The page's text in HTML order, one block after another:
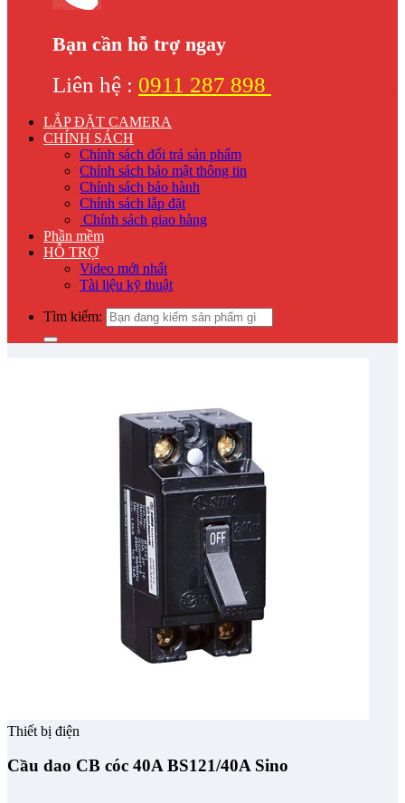
Bạn cần hỗ trợ ngay
Liên hệ : 0911 287 898
LẮP ĐẶT CAMERA
CHÍNH SÁCH
Chính sách đổi trả sản phẩm
Chính sách bảo mật thông tin
Chính sách bảo hành
Chính sách lắp đặt
Chính sách giao hàng
Phần mềm
HỖ TRỢ
Video mới nhất
Tài liệu kỹ thuật
Tìm kiếm:
Thiết bị điện
Cầu dao CB cóc 40A BS121/40A Sino